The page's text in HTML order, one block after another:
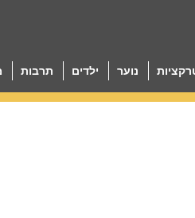
נוער ילדים תרבות